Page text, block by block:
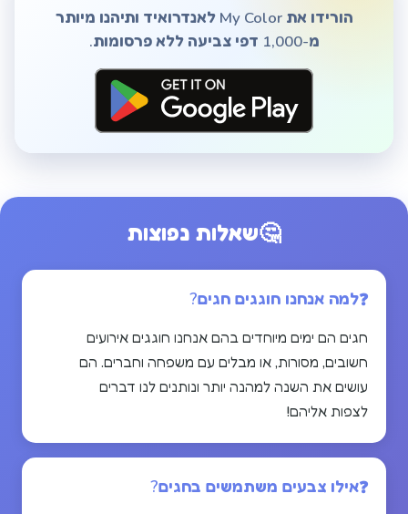
הורידו את My Color לאנדרואיד ותיהנו מיותר
מ-1,000 דפי צביעה ללא פרסומות.
🤔שאלות נפוצות
למה אנחנו חוגגים חגים?
חגים הם ימים מיוחדים בהם אנחנו חוגגים אירועים
חשובים, מסורות, או מבלים עם משפחה וחברים. הם
עושים את השנה למהנה יותר ונותנים לנו דברים
לצפות אליהם!
אילו צבעים משתמשים בחגים?